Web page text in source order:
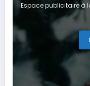
Espace publicitaire à